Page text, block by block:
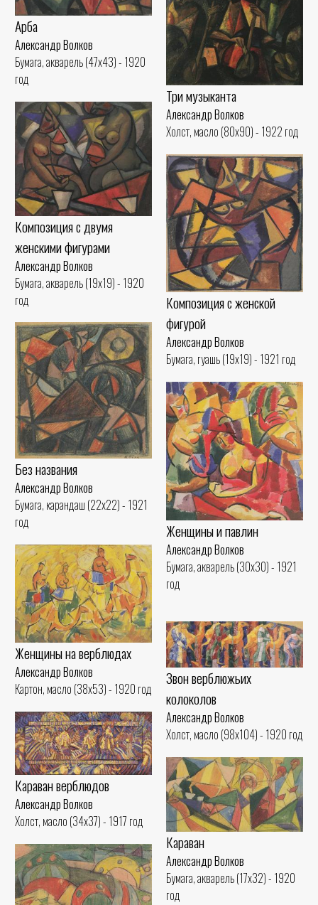
Арба
Александр Волков
Бумага, акварель (47x43) - 1920
год
Три музыканта
Александр Волков
Холст, масло (80x90) - 1922 год
Композиция с двумя
женскими фигурами
Александр Волков
Бумага, акварель (19x19) - 1920
год
Композиция с женской
фигурой
Александр Волков
Бумага, гуашь (19x19) - 1921 год
Без названия
Александр Волков
Бумага, карандаш (22x22) - 1921
год
Женщины и павлин
Александр Волков
Бумага, акварель (30x30) - 1921
год
Женщины на верблюдах
Александр Волков
Картон, масло (38x53) - 1920 год
Звон верблюжьих
колоколов
Александр Волков
Холст, масло (98x104) - 1920 год
Караван верблюдов
Александр Волков
Холст, масло (34x37) - 1917 год
Караван
Александр Волков
Бумага, акварель (17x32) - 1920
год